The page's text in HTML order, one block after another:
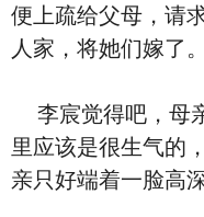
便上疏给父母，请
人家，将她们嫁了。
李宸觉得吧，母
里应该是很生气的
亲只好端着一脸高